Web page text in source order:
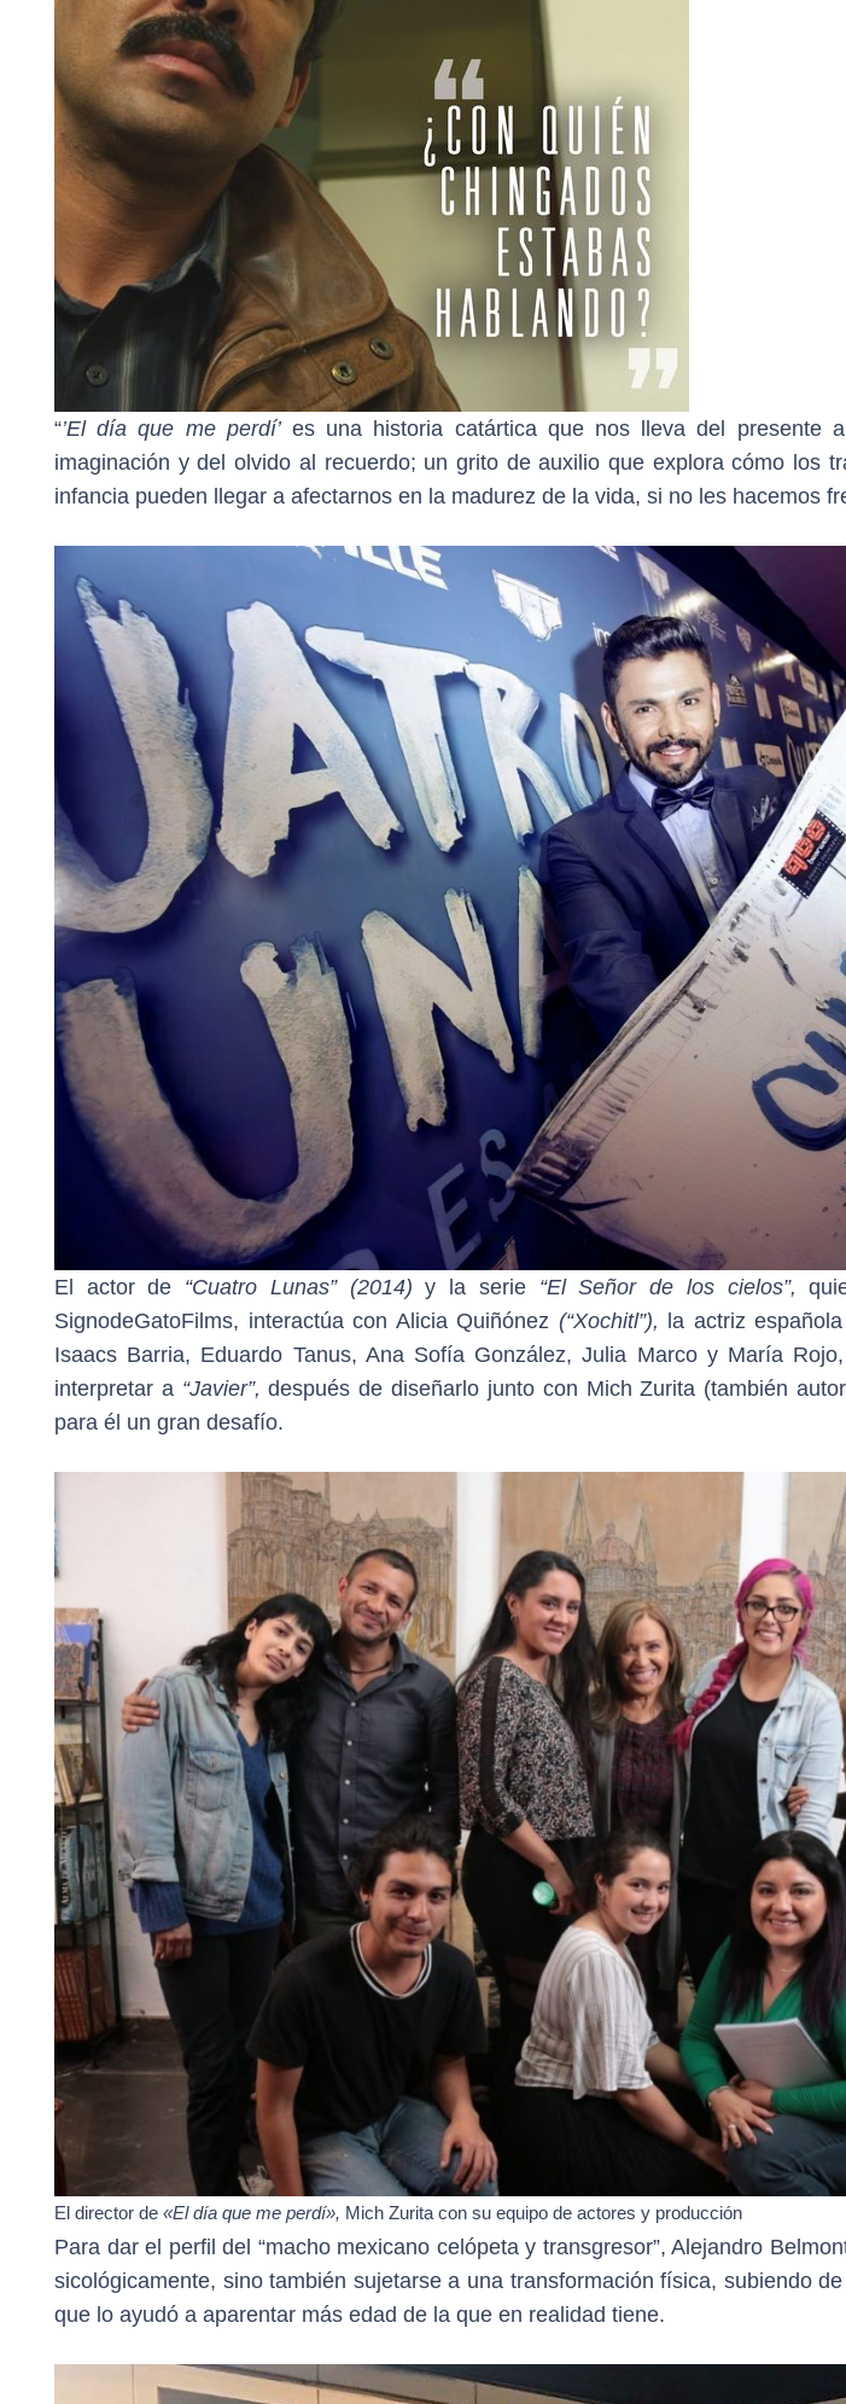
“’El día que me perdí’es una historia catártica que nos lleva del presente
imaginación y del olvido al recuerdo; un grito de auxilio que explora cómo los
infancia pueden llegar a afectarnos en la madurez de la vida, si no les hacemos
El actor de “Cuatro Lunas” (2014) y la serie “El Señor de los cielos”,
SignodeGatoFilms, interactúa con Alicia Quiñónez (“Xochitl”), la actriz
Isaacs Barria, Eduardo Tanus, Ana Sofía González, Julia Marco y María
interpretar a “Javier”, después de diseñarlo junto con Mich Zurita (también
para él un gran desafío.
El director de «El día que me perdí», Mich Zurita con su equipo de actores y producción
Para dar el perfil del “macho mexicano celópeta y transgresor”, Alejandro
sicológicamente, sino también sujetarse a una transformación física, subiendo
que lo ayudó a aparentar más edad de la que en realidad tiene.